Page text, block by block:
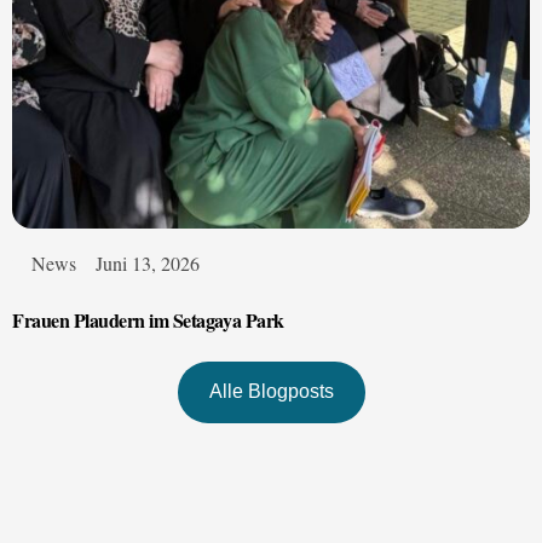
News Juni 13, 2026
Frauen Plaudern im Setagaya Park
Alle Blogposts